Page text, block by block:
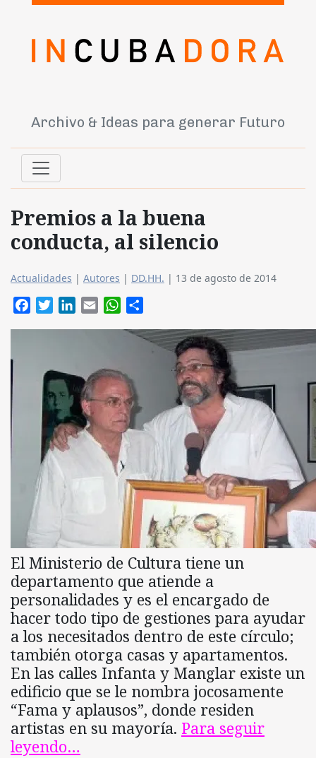
Archivo & Ideas para generar Futuro
Premios a la buena
conducta, al silencio
Actualidades | Autores | DD.HH. | 13 de agosto de 2014
FacebookTwitterLinkedIn
Email WhatsApp
El Ministerio de Cultura tiene un
departamento que atiende a
personalidades y es el encargado de
hacer todo tipo de gestiones para ayudar
a los necesitados dentro de este círculo;
también otorga casas y apartamentos.
En las calles Infanta y Manglar existe un
edificio que se le nombra jocosamente
“Fama y aplausos”, donde residen
artistas en su mayoría. Para seguir
leyendo…